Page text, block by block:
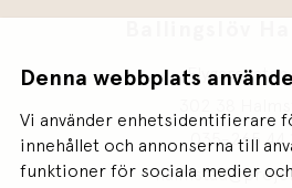
Denna webbplats
Vi använder enhetsidentifierare
innehållet och annonserna till
funktioner för sociala medier
Flygaregatan
035-265 44